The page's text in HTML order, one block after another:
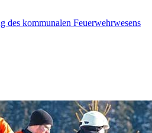
des kommunalen Feuerwehrwesens